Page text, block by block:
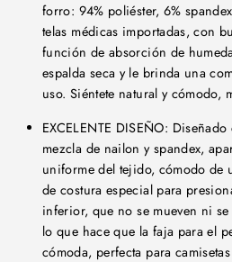
forro: 94% poliéster, 6%
telas médicas importadas, con
función de absorción de
espalda seca y le brinda una
uso. Siéntete natural y cómodo,
EXCELENTE DISEÑO:
mezcla de nailon y spandex,
uniforme del tejido, cómodo de
de costura especial para
inferior, que no se mueven ni
lo que hace que la faja para el
cómoda, perfecta para